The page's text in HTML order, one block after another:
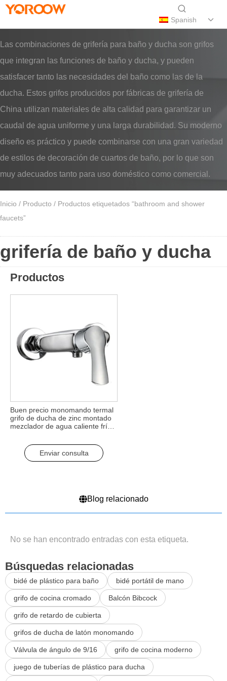
Spanish
Las combinaciones de grifería para baño y ducha son grifos
que integran las funciones de baño y ducha, y pueden
satisfacer tanto las necesidades del baño como las de la
ducha. Estos grifos producidos por fábricas de grifería de
China utilizan materiales de alta calidad para garantizar un
caudal de agua uniforme y una larga durabilidad. Su moderno
diseño es práctico y puede combinarse con una gran variedad
de estilos de decoración de cuartos de baño, por lo que son
muy adecuados tanto para uso doméstico como comercial.
Inicio / Producto / Productos etiquetados “bathroom and shower
faucets”
grifería de baño y ducha
Productos
Buen precio monomando termal
grifo de ducha de zinc montado
mezclador de agua caliente fría
el cuarto de baño
Enviar consulta
Blog relacionado
No se han encontrado entradas con esta etiqueta.
Búsquedas relacionadas
bidé de plástico para baño bidé portátil de mano
grifo de cocina cromado Balcón Bibcock
grifo de retardo de cubierta
grifos de ducha de latón monomando
Válvula de ángulo de 9/16 grifo de cocina moderno
juego de tuberías de plástico para ducha